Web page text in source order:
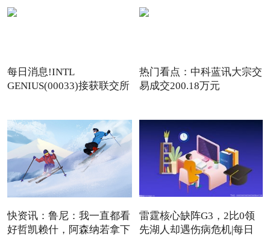
每日消息!INTL
GENIUS(00033)接获联交所
热门看点：中科蓝讯大宗交
易成交200.18万元
快资讯：鲁尼：我一直都看
好哲凯赖什，阿森纳若拿下
雷霆核心缺阵G3，2比0领
先湖人却遇伤病危机|每日